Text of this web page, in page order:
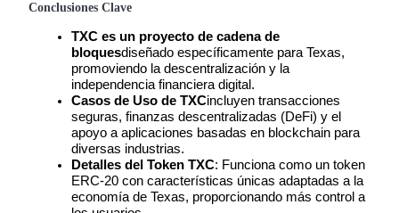
Futuros del USDC
Futuros que utilizan USDC como garantía
Conclusiones Clave
TXC es un proyecto de cadena de
bloquesdiseñado específicamente para Texas,
promoviendo la descentralización y la
independencia financiera digital.
Casos de Uso de TXCincluyen transacciones
seguras, finanzas descentralizadas (DeFi) y el
apoyo a aplicaciones basadas en blockchain para
diversas industrias.
Detalles del Token TXC: Funciona como un token
ERC-20 con características únicas adaptadas a la
economía de Texas, proporcionando más control a